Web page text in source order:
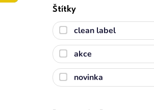
Štítky
clean label
akce
novinka